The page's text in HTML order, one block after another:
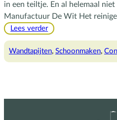
in een teiltje. En al helemaal
Manufactuur De Wit Het
Lees verder:
reinigen
Wandtapijten, Schoonmaken,